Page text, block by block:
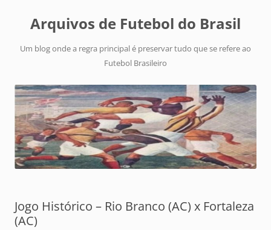
Arquivos de Futebol do Brasil
Um blog onde a regra principal é preservar tudo que se refere ao
Futebol Brasileiro
Jogo Histórico – Rio Branco (AC) x Fortaleza
(AC)